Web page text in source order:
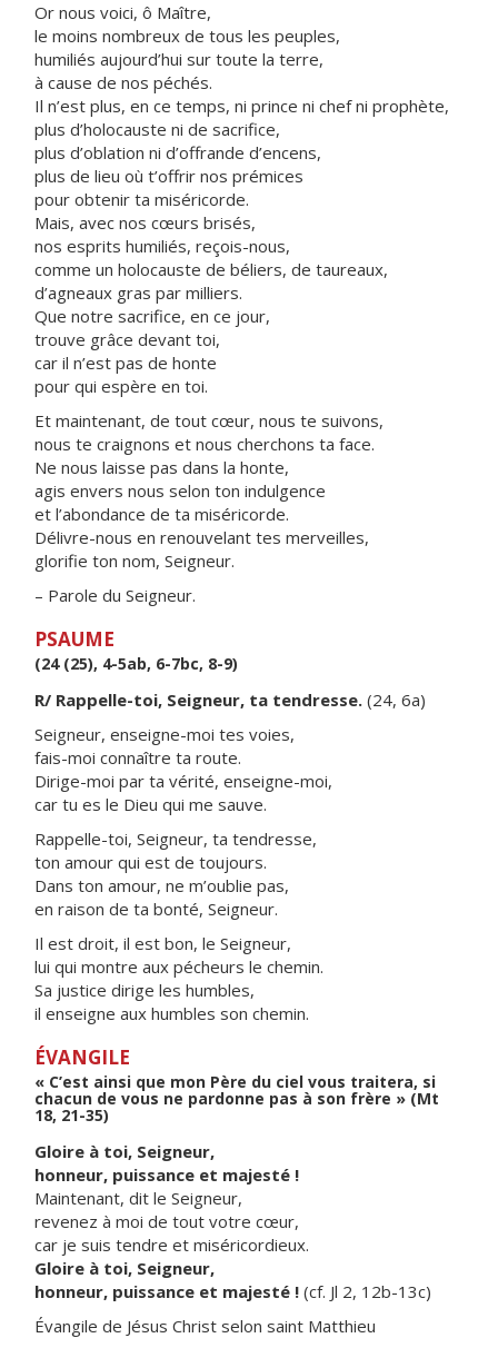
Or nous voici, ô Maître,
le moins nombreux de tous les peuples,
humiliés aujourd’hui sur toute la terre,
à cause de nos péchés.
Il n’est plus, en ce temps, ni prince ni chef ni prophète,
plus d’holocauste ni de sacrifice,
plus d’oblation ni d’offrande d’encens,
plus de lieu où t’offrir nos prémices
pour obtenir ta miséricorde.
Mais, avec nos cœurs brisés,
nos esprits humiliés, reçois-nous,
comme un holocauste de béliers, de taureaux,
d’agneaux gras par milliers.
Que notre sacrifice, en ce jour,
trouve grâce devant toi,
car il n’est pas de honte
pour qui espère en toi.
Et maintenant, de tout cœur, nous te suivons,
nous te craignons et nous cherchons ta face.
Ne nous laisse pas dans la honte,
agis envers nous selon ton indulgence
et l’abondance de ta miséricorde.
Délivre-nous en renouvelant tes merveilles,
glorifie ton nom, Seigneur.
– Parole du Seigneur.
PSAUME
(24 (25), 4-5ab, 6-7bc, 8-9)
R/ Rappelle-toi, Seigneur, ta tendresse. (24, 6a)
Seigneur, enseigne-moi tes voies,
fais-moi connaître ta route.
Dirige-moi par ta vérité, enseigne-moi,
car tu es le Dieu qui me sauve.
Rappelle-toi, Seigneur, ta tendresse,
ton amour qui est de toujours.
Dans ton amour, ne m’oublie pas,
en raison de ta bonté, Seigneur.
Il est droit, il est bon, le Seigneur,
lui qui montre aux pécheurs le chemin.
Sa justice dirige les humbles,
il enseigne aux humbles son chemin.
ÉVANGILE
« C’est ainsi que mon Père du ciel vous traitera, si
chacun de vous ne pardonne pas à son frère » (Mt
18, 21-35)
Gloire à toi, Seigneur,
honneur, puissance et majesté !
Maintenant, dit le Seigneur,
revenez à moi de tout votre cœur,
car je suis tendre et miséricordieux.
Gloire à toi, Seigneur,
honneur, puissance et majesté ! (cf. Jl 2, 12b-13c)
Évangile de Jésus Christ selon saint Matthieu